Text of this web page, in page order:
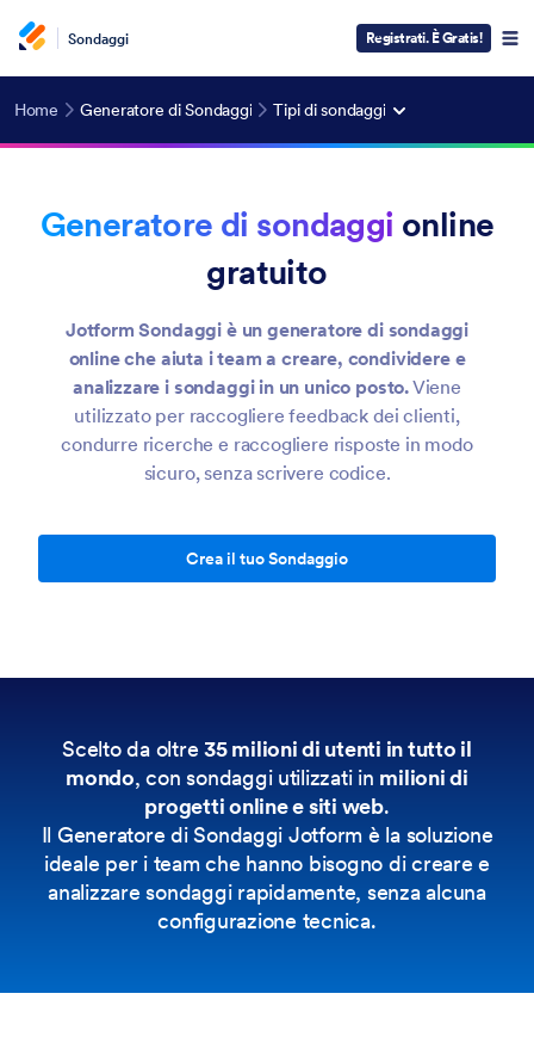
Sondaggi Registrati. È Gratis!
Home Generatore di Sondaggi Tipi di sondaggi
Generatore di sondaggi online
gratuito
Jotform Sondaggi è un generatore di sondaggi
online che aiuta i team a creare, condividere e
analizzare i sondaggi in un unico posto.Viene
utilizzato per raccogliere feedback dei clienti,
condurre ricerche e raccogliere risposte in modo
sicuro, senza scrivere codice.
Crea il tuo Sondaggio
Scelto da oltre35 milioni di utenti in tutto il
mondo, con sondaggi utilizzati in milioni di
progetti online e siti web.
Il Generatore di Sondaggi Jotform è la soluzione
ideale per i team che hanno bisogno di creare e
analizzare sondaggi rapidamente, senza alcuna
configurazione tecnica.